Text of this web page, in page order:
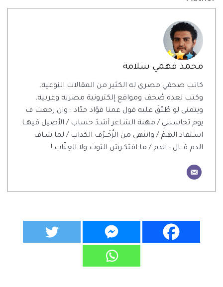
محمد فهمي سلامة
كاتب صحفي مصري له الكثير من المقالات النوعية،
وكتب لعدة صُحف ومواقع إلكترونية مصرية وعربية،
ويتمنى لو طُبّقَ عليه قول عمنا فؤاد حدّاد : وان رجعت ف
يوم تحاسبني / مهنة الشـاعر أشـدْ حساب / الأصيل فيهــا
اسـتفاد الهَـمْ / وانتهى من الزُخْــرُف الكداب / لما شـاف
الدم قـــال : الدم / ما افتكـرش التوت ولا العِنّاب !